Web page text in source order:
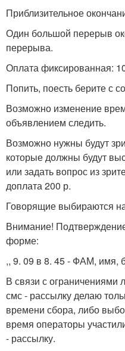
Приблизительное
Один большой перерыв
перерыва.
Оплата фиксированная:
Попить, поесть берите с
Возможно изменение
объявлением следить.
Возможно нужны будут
которые должны будут
или задать вопрос из
доплата 200 р.
Говорящие выбираются
Внимание!
форме:
,, 9. 09 в 8. 45 - ФАМ, имя,
В связи с ограничениями
смс - рассылку делаю
времени сбора, либо
время операторы
- рассылку.